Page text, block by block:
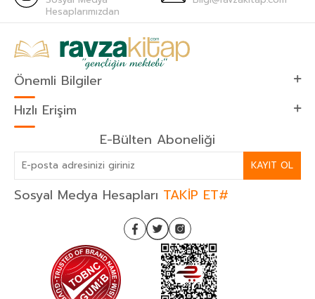
Hesaplarımızdan
Önemli Bilgiler
Hızlı Erişim
E-Bülten Aboneliği
KAYIT OL
Sosyal Medya Hesapları TAKİP ET#